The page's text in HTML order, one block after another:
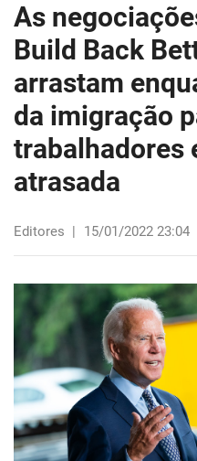
As
Build Back
arrastam
da imigração
trabalhadores
atrasada
Editores | 15/01/2022 23:04